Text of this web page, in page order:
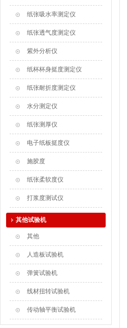
纸张吸水率测定仪
纸张透气度测定仪
紫外分析仪
纸杯杯身挺度测定仪
纸张耐折度测定仪
水分测定仪
纸张测厚仪
电子纸板挺度仪
施胶度
纸张柔软度仪
打浆度测试仪
其他试验机
其他
人造板试验机
弹簧试验机
线材扭转试验机
传动轴平衡试验机